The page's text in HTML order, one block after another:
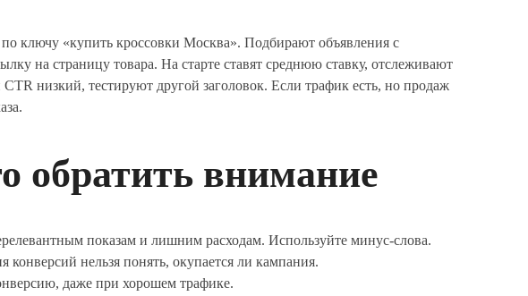
ключу «купить кроссовки Москва». Подбирают объявления с
на страницу товара. На старте ставят среднюю ставку, отслеживают
низкий, тестируют другой заголовок. Если трафик есть, но продаж
обратить внимание
показам и лишним расходам. Используйте минус-слова.
конверсий нельзя понять, окупается ли кампания.
даже при хорошем трафике.